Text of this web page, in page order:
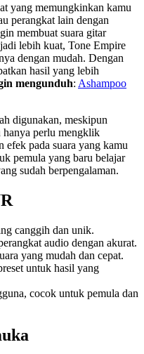
yang memungkinkan kamu
perangkat lain dengan
membuat suara gitar
lebih kuat, Tone Empire
dengan mudah. Dengan
hasil yang lebih
mengunduh: Ashampoo
digunakan, meskipun
perlu mengklik
efek pada suara yang kamu
pemula yang baru belajar
sudah berpengalaman.
canggih dan unik.
audio dengan akurat.
yang mudah dan cepat.
untuk hasil yang
cocok untuk pemula dan